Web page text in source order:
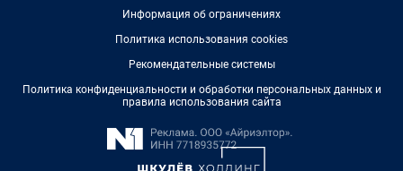
Информация об ограничениях
Политика использования cookies
Рекомендательные системы
Политика конфиденциальности и обработки персональных данных и
правила использования сайта